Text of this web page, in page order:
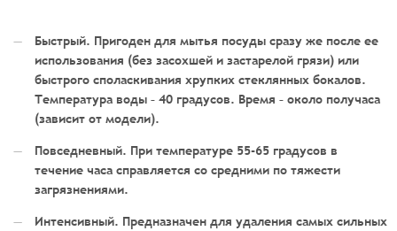
Быстрый. Пригоден для мытья посуды сразу же после ее
использования (без засохшей и застарелой грязи) или
быстрого споласкивания хрупких стеклянных бокалов.
Температура воды – 40 градусов. Время – около получаса
(зависит от модели).
Повседневный. При температуре 55-65 градусов в
течение часа справляется со средними по тяжести
загрязнениями.
Интенсивный. Предназначен для удаления самых сильных